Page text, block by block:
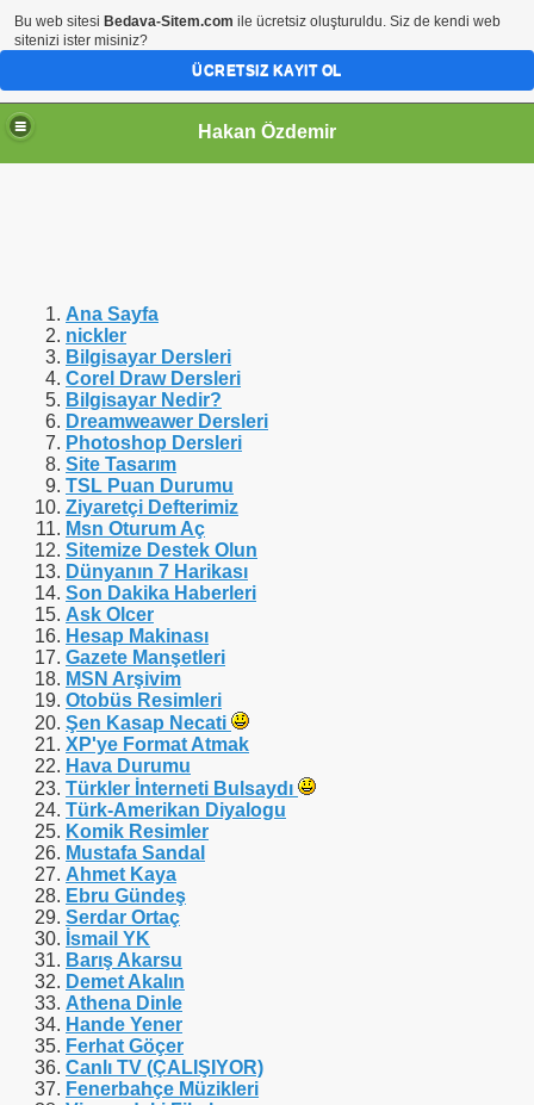
Hakan Özdemir
Ana Sayfa
nickler
Bilgisayar Dersleri
Corel Draw Dersleri
Bilgisayar Nedir?
Dreamweawer Dersleri
Photoshop Dersleri
Site Tasarım
TSL Puan Durumu
Ziyaretçi Defterimiz
Msn Oturum Aç
Sitemize Destek Olun
Dünyanın 7 Harikası
Son Dakika Haberleri
Ask Olcer
Hesap Makinası
Gazete Manşetleri
MSN Arşivim
Otobüs Resimleri
Şen Kasap Necati
XP'ye Format Atmak
Hava Durumu
Türkler İnterneti Bulsaydı
Türk-Amerikan Diyalogu
Komik Resimler
Mustafa Sandal
Ahmet Kaya
Ebru Gündeş
Serdar Ortaç
İsmail YK
Barış Akarsu
Demet Akalın
Athena Dinle
Hande Yener
Ferhat Göçer
Canlı TV (ÇALIŞIYOR)
Fenerbahçe Müzikleri
Bu web sitesi Bedava-Sitem.com ile ücretsiz oluşturuldu. Siz de kendi web
sitenizi ister misiniz?
ÜCRETSIZ KAYIT OL